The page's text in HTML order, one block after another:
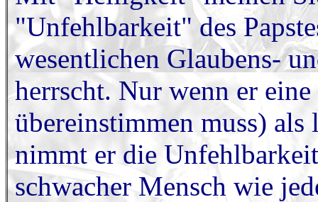
"Unfehlbarkeit" des
wesentlichen Glaubens-
herrscht. Nur wenn er
übereinstimmen muss)
nimmt er die
schwacher Mensch wie